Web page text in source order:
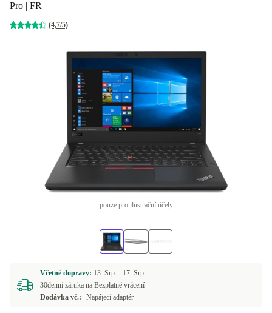
Pro | FR
(4,7/5)
pouze pro ilustrační účely
Včetně dopravy: 13. Srp. - 17. Srp.
30denní záruka na Bezplatné vrácení
Dodávka vč.:
Napájecí adaptér